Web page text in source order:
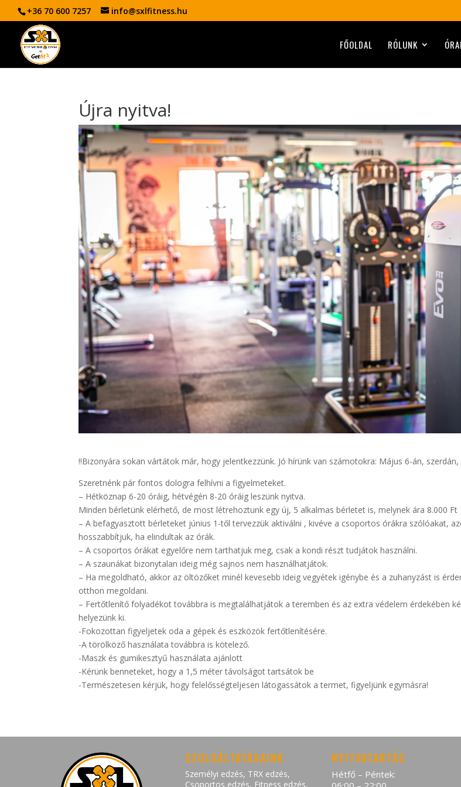
+36 70 600 7257 info@sxlfitness.hu
FŐOLDAL RÓLUNK
Újra nyitva!
‼️Bizonyára sokan vártátok már, hogy jelentkezzünk. Jó hírünk van számotokra: Május 6-án, szerdán,
Szeretnénk pár fontos dologra felhívni a figyelmeteket.
– Hétköznap 6-20 óráig, hétvégén 8-20 óráig leszünk nyitva.
Minden bérletünk elérhető, de most létrehoztunk egy új, 5 alkalmas bérletet is, melynek ára 8.000 Ft
– A befagyasztott bérleteket június 1-től tervezzük aktiválni , kivéve a csoportos órákra szólóakat,
hosszabbítjuk, ha elindultak az órák.
– A csoportos órákat egyelőre nem tarthatjuk meg, csak a kondi részt tudjátok használni.
– A szaunákat bizonytalan ideig még sajnos nem használhatjátok.
– Ha megoldható, akkor az öltözőket minél kevesebb ideig vegyétek igénybe és a zuhanyzást is
otthon megoldani.
– Fertőtlenítő folyadékot továbbra is megtalálhatjátok a teremben és az extra védelem érdekében
helyezünk ki.
-Fokozottan figyeljetek oda a gépek és eszközök fertőtlenítésére.
-A törölköző használata továbbra is kötelező.
-Maszk és gumikesztyű használata ajánlott
-Kérünk benneteket, hogy a 1,5 méter távolságot tartsátok be
-Természetesen kérjük, hogy felelősségteljesen látogassátok a termet, figyeljünk egymásra!
SZOLGÁLTATÁSAINK
Személyi edzés, TRX edzés,
Csoportos edzés, Fitness edzés,
NYITVATARTÁS
Hétfő – Péntek: